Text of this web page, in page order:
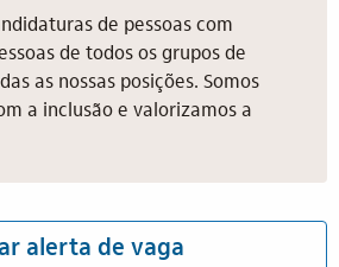
de pessoas com
de todos os grupos de
as nossas posições. Somos
a inclusão e valorizamos a
alerta de vaga